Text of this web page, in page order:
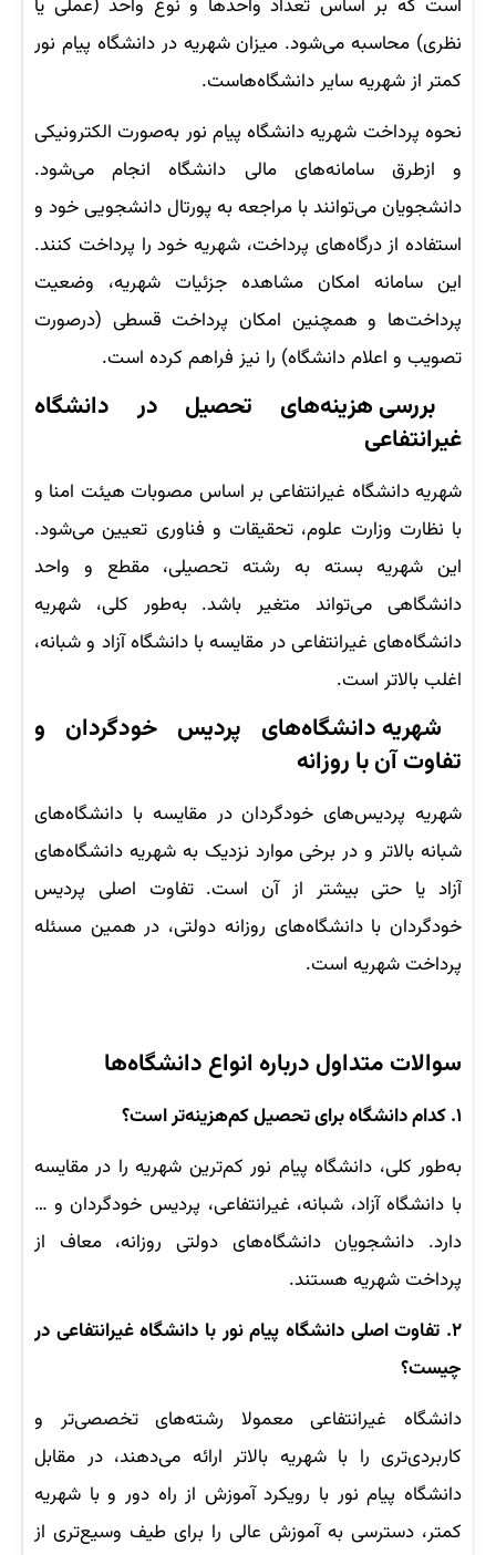
است که بر اساس تعداد واحدها و نوع واحد (عملی یا
نظری) محاسبه می‌شود. میزان شهریه در دانشگاه پیام نور
کمتر از شهریه سایر دانشگاه‌هاست.
نحوه پرداخت شهریه دانشگاه پیام نور به‌صورت الکترونیکی
و ازطرق سامانه‌های مالی دانشگاه انجام می‌شود.
دانشجویان می‌توانند با مراجعه به پورتال دانشجویی خود و
استفاده از درگاه‌های پرداخت، شهریه خود را پرداخت کنند.
این سامانه امکان مشاهده جزئیات شهریه، وضعیت
پرداخت‌ها و همچنین امکان پرداخت قسطی (درصورت
تصویب و اعلام دانشگاه) را نیز فراهم کرده است.
بررسی هزینه‌های تحصیل در دانشگاه
غیرانتفاعی
شهریه دانشگاه غیرانتفاعی بر اساس مصوبات هیئت امنا و
با نظارت وزارت علوم، تحقیقات و فناوری تعیین می‌شود.
این شهریه بسته به رشته تحصیلی، مقطع و واحد
دانشگاهی می‌تواند متغیر باشد. به‌طور کلی، شهریه
دانشگاه‌های غیرانتفاعی در مقایسه با دانشگاه آزاد و شبانه،
اغلب بالاتر است.
شهریه دانشگاه‌های پردیس خودگردان و
تفاوت آن با روزانه
شهریه پردیس‌های خودگردان در مقایسه با دانشگاه‌های
شبانه بالاتر و در برخی موارد نزدیک به شهریه دانشگاه‌های
آزاد یا حتی بیشتر از آن است. تفاوت اصلی پردیس
خودگردان با دانشگاه‌های روزانه دولتی، در همین مسئله
پرداخت شهریه است.
سوالات متداول درباره انواع دانشگاه‌ها
۱. کدام دانشگاه برای تحصیل کم‌هزینه‌تر است؟
به‌طور کلی، دانشگاه پیام نور کم‌ترین شهریه را در مقایسه
با دانشگاه آزاد، شبانه، غیرانتفاعی، پردیس خودگردان و …
دارد. دانشجویان دانشگاه‌های دولتی روزانه، معاف از
پرداخت شهریه هستند.
۲. تفاوت اصلی دانشگاه پیام نور با دانشگاه غیرانتفاعی در
چیست؟
دانشگاه غیرانتفاعی معمولا رشته‌‌های تخصصی‌تر و
کاربردی‌تری را با شهریه بالاتر ارائه می‌دهند، در مقابل
دانشگاه پیام نور با رویکرد آموزش از راه دور و با شهریه
کمتر، دسترسی به آموزش عالی را برای طیف وسیع‌تری از